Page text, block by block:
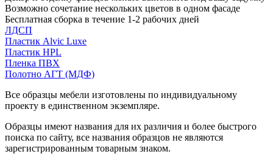
Возможно сочетание нескольких цветов в одном фасаде
Бесплатная сборка в течение 1-2 рабочих дней
ЛДСП
Пластик Alvic Luxe
Пластик HPL
Пленка ПВХ
Полотно АГТ (МДФ)
Все образцы мебели изготовлены по индивидуальному
проекту в единственном экземпляре.
Образцы имеют названия для их различия и более быстрого
поиска по сайту, все названия образцов не являются
зарегистрированным товарным знаком.